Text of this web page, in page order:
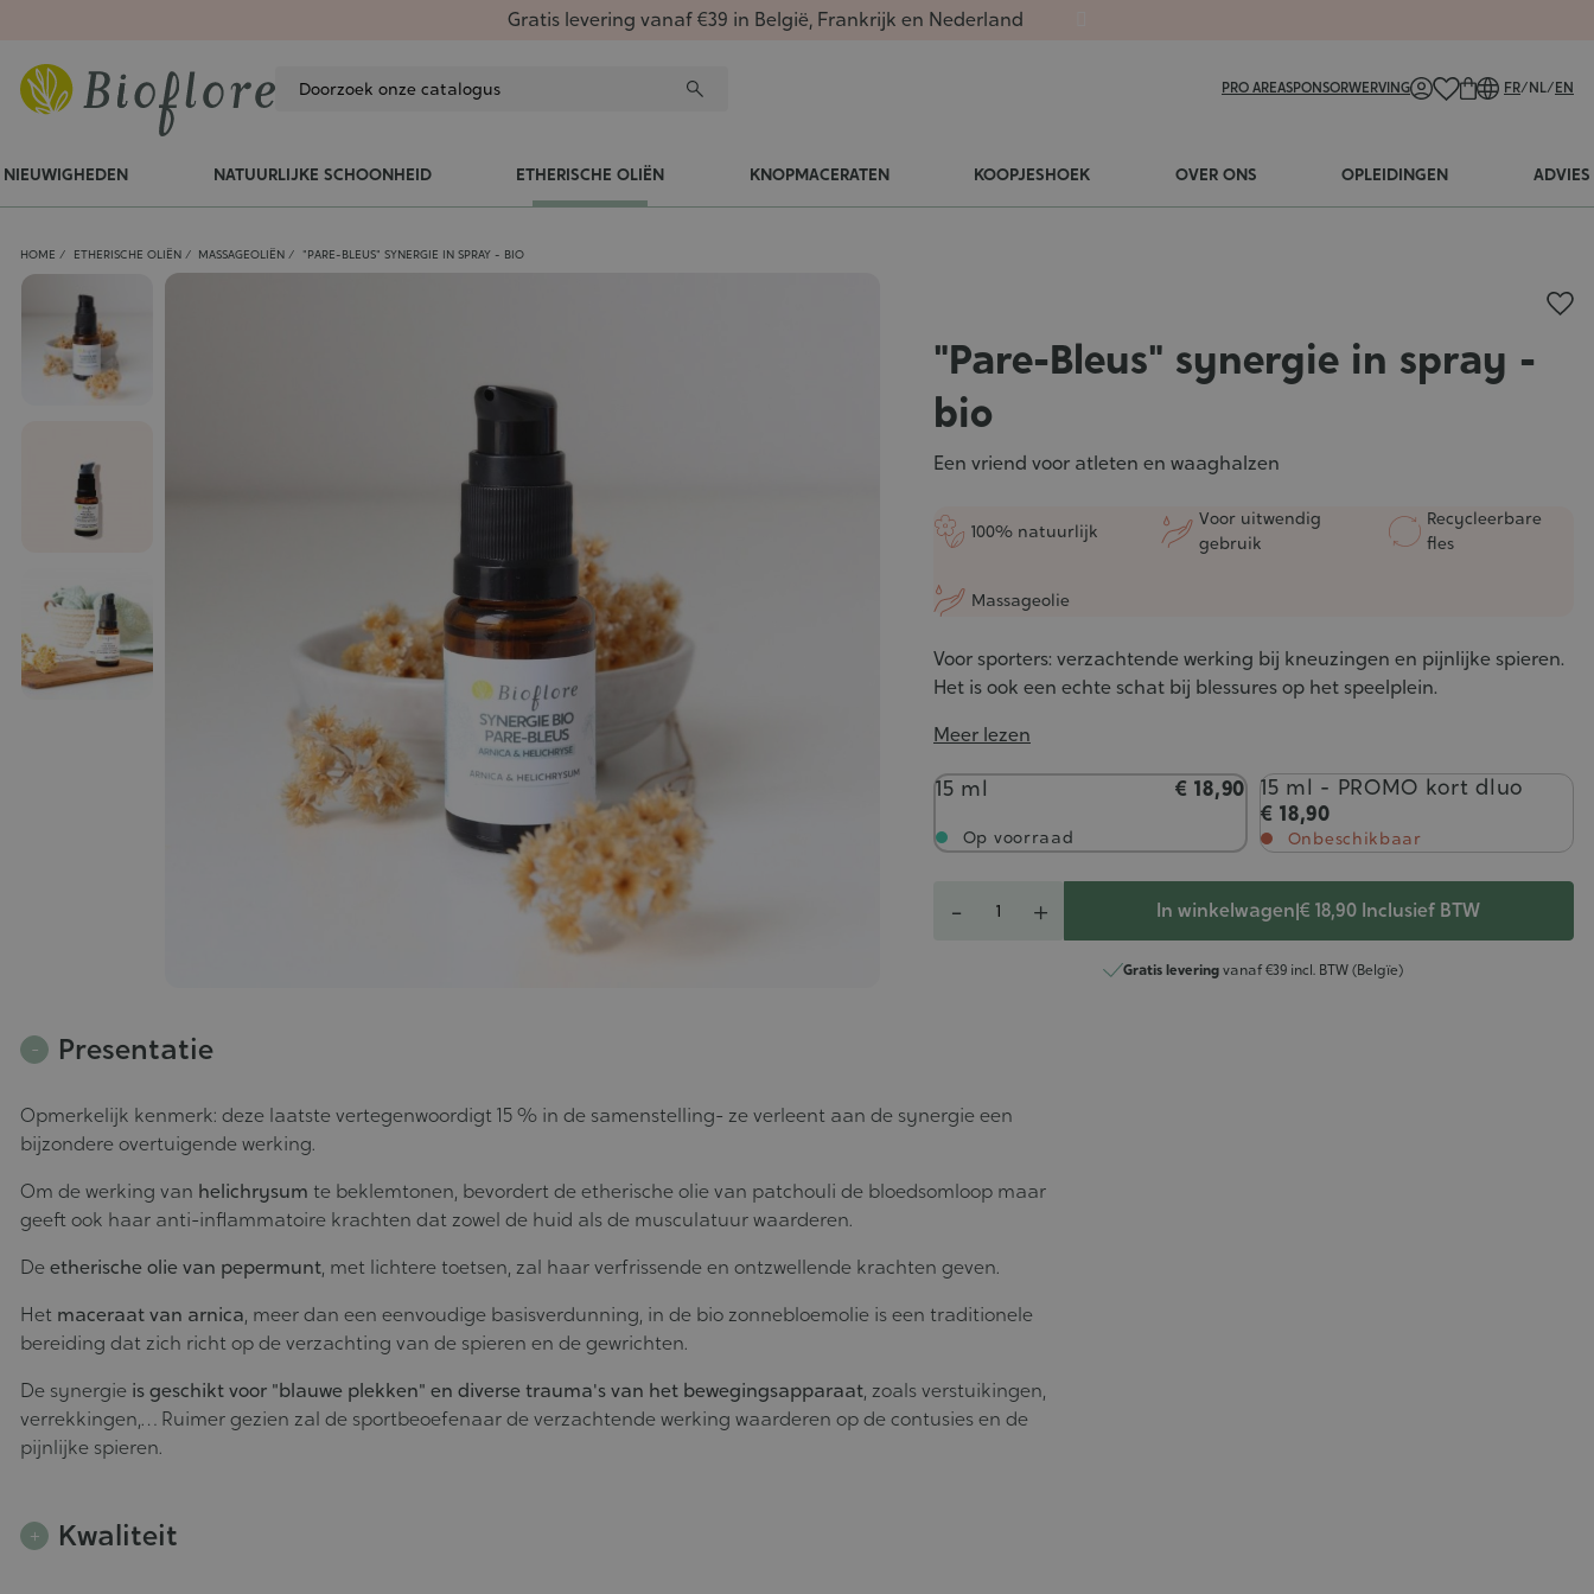
Gratis levering vanaf €39 in België, Frankrijk en Nederland
PRO AREASPONSORWERVING FR/NL/EN
NIEUWIGHEDEN NATUURLIJKE SCHOONHEID ETHERISCHE OLIËN KNOPMACERATEN KOOPJESHOEK OVER ONS OPLEIDINGEN ADVIES
HOME ETHERISCHE OLIËN MASSAGEOLIËN "PARE-BLEUS" SYNERGIE IN SPRAY - BIO
"Pare-Bleus" synergie in spray -
bio
Een vriend voor atleten en waaghalzen
100% natuurlijk
Voor uitwendig
gebruik
Recycleerbare
fles
Massageolie
Voor sporters: verzachtende werking bij kneuzingen en pijnlijke spieren.
Het is ook een echte schat bij blessures op het speelplein.
Meer lezen
Inhoud
15 ml € 18,90
Op voorraad
15 ml - PROMO kort dluo
€ 18,90
Onbeschikbaar
- + In winkelwagen|€ 18,90 Inclusief BTW
Gratis leveringvanaf €39 incl. BTW (Belgïe)
Presentatie
Opmerkelijk kenmerk: deze laatste vertegenwoordigt 15 % in de samenstelling- ze verleent aan de synergie een
bijzondere overtuigende werking.
Om de werking van helichrysum te beklemtonen, bevordert de etherische olie van patchouli de bloedsomloop maar
geeft ook haar anti-inflammatoire krachten dat zowel de huid als de musculatuur waarderen.
Deetherische olie van pepermunt, met lichtere toetsen, zal haar verfrissende en ontzwellende krachten geven.
Het maceraat van arnica, meer dan een eenvoudige basisverdunning, in de bio zonnebloemolie is een traditionele
bereiding dat zich richt op de verzachting van de spieren en de gewrichten.
De synergie is geschikt voor "blauwe plekken" en diverse trauma's van het bewegingsapparaat, zoals verstuikingen,
verrekkingen,… Ruimer gezien zal de sportbeoefenaar de verzachtende werking waarderen op de contusies en de
pijnlijke spieren.
Kwaliteit